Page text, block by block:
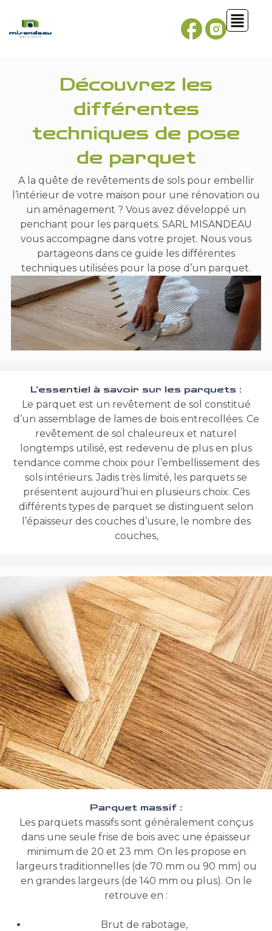
Découvrez les
différentes
techniques de pose
de parquet
A la quête de revêtements de sols pour embellir
l’intérieur de votre maison pour une rénovation ou
un aménagement ? Vous avez développé un
penchant pour les parquets. SARL MISANDEAU
vous accompagne dans votre projet. Nous vous
partageons dans ce guide les différentes
techniques utilisées pour la pose d’un parquet.
L’essentiel à savoir sur les parquets :
Le parquet est un revêtement de sol constitué
d’un assemblage de lames de bois entrecollées. Ce
revêtement de sol chaleureux et naturel
longtemps utilisé, est redevenu de plus en plus
tendance comme choix pour l’embellissement des
sols intérieurs. Jadis très limité, les parquets se
présentent aujourd’hui en plusieurs choix. Ces
différents types de parquet se distinguent selon
l’épaisseur des couches d’usure, le nombre des
couches,
Parquet massif :
Les parquets massifs sont généralement conçus
dans une seule frise de bois avec une épaisseur
minimum de 20 et 23 mm. On les propose en
largeurs traditionnelles (de 70 mm ou 90 mm) ou
en grandes largeurs (de 140 mm ou plus). On le
retrouve en :
Brut de rabotage,